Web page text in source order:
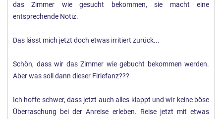
das Zimmer wie gesucht bekommen, sie macht eine
entsprechende Notiz.
Das lässt mich jetzt doch etwas irritiert zurück...
Schön, dass wir das Zimmer wie gebucht bekommen werden.
Aber was soll dann dieser Firlefanz???
Ich hoffe schwer, dass jetzt auch alles klappt und wir keine böse
Überraschung bei der Anreise erleben. Reise jetzt mit etwas